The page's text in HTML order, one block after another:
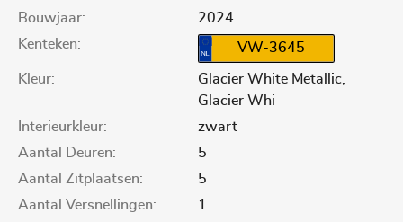
Bouwjaar:
2024
Kenteken:
VW-3645
Kleur:
Glacier White Metallic,
Glacier Whi
Interieurkleur:
zwart
Aantal Deuren:
5
Aantal Zitplaatsen:
5
Aantal Versnellingen:
1